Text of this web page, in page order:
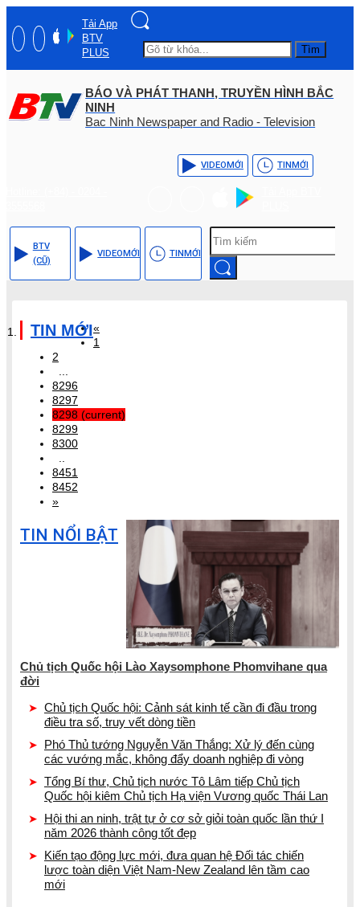
Tải App
BTV
PLUS
Tìm
BÁO VÀ PHÁT THANH, TRUYỀN HÌNH BẮC
NINH
Bac Ninh Newspaper and Radio - Television
VIDEOMỚI TINMỚI
BTV
(CŨ)
VIDEOMỚI TINMỚI
TIN MỚI«
1
2
8296
8297
8298 (current)
8299
8300
8451
8452
»
TIN NỔI BẬT
Chủ tịch Quốc hội Lào Xaysomphone Phomvihane qua
đời
Chủ tịch Quốc hội: Cảnh sát kinh tế cần đi đầu trong
điều tra số, truy vết dòng tiền
Phó Thủ tướng Nguyễn Văn Thắng: Xử lý đến cùng
các vướng mắc, không đẩy doanh nghiệp đi vòng
Tổng Bí thư, Chủ tịch nước Tô Lâm tiếp Chủ tịch
Quốc hội kiêm Chủ tịch Hạ viện Vương quốc Thái Lan
Hội thi an ninh, trật tự ở cơ sở giỏi toàn quốc lần thứ I
năm 2026 thành công tốt đẹp
Kiến tạo động lực mới, đưa quan hệ Đối tác chiến
lược toàn diện Việt Nam-New Zealand lên tầm cao
mới